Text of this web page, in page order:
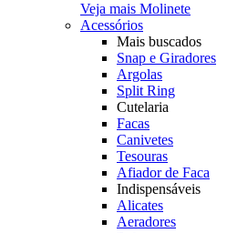
Veja mais Molinete
Acessórios
Mais buscados
Snap e Giradores
Argolas
Split Ring
Cutelaria
Facas
Canivetes
Tesouras
Afiador de Faca
Indispensáveis
Alicates
Aeradores